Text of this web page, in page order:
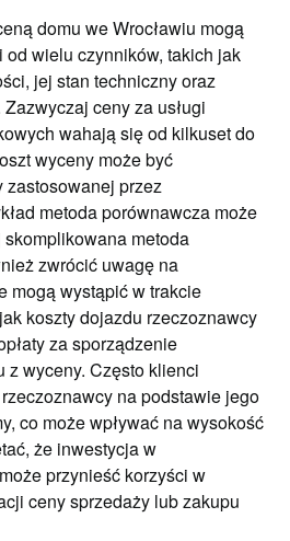
domu we Wrocławiu mogą
wielu czynników, takich jak
jej stan techniczny oraz
ceny za usługi
wahają się od kilkuset do
wyceny może być
zastosowanej przez
metoda porównawcza może
metoda
zwrócić uwagę na
mogą wystąpić w trakcie
koszty dojazdu rzeczoznawcy
za sporządzenie
z wyceny. Często klienci
na podstawie jego
co może wpływać na wysokość
że inwestycja w
przynieść korzyści w
ceny sprzedaży lub zakupu